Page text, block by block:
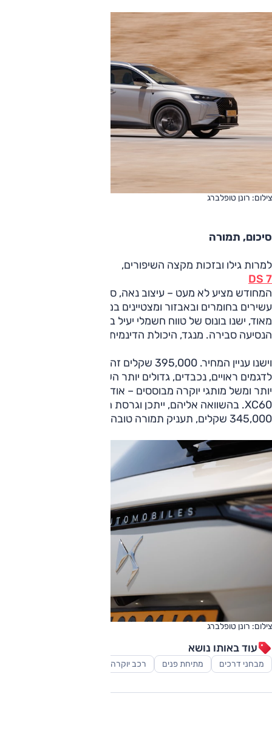
צילום: רונן טופלברג
סיכום, תמורה
למרות גילו ובזכות מקצה השיפורים,
DS 7
המחודש מציע לא מעט – עיצוב נאה, סביבת נהג ופנים רכב
עשירים בחומרים ובאבזור ומצטיינים במקוריות, הביצועים טובים
מאוד, ישנו בונוס של טווח חשמלי יעיל ברמה היום-יומית ונוחות
הנסיעה סבירה. מנגד, היכולת הדינמית אינה מתעלה.
וישנו עניין המחיר. 395,000 שקלים זה תג מחיר הקרוב מאוד
לדגמים ראויים, נכבדים, גדולים יותר השייכים לקטגוריה גבוהה
XC60. בהשוואה אליהם, ייתכן וגרסת ההנעה הקדמית, שמחירה
345,000 שקלים, תעניק תמורה טובה יותר.
צילום: רונן טופלברג
עוד באותו נושא
מבחני דרכים מתיחת פנים רכב יוקרה